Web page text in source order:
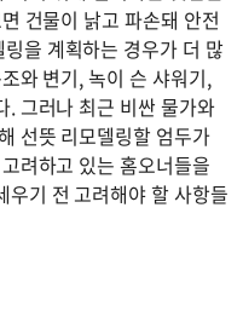
건물이 낡고 파손돼 안전
을 계획하는 경우가 더 많
와 변기, 녹이 슨 샤워기,
. 그러나 최근 비싼 물가와
선뜻 리모델링할 엄두가
려하고 있는 홈오너들을
우기 전 고려해야 할 사항들